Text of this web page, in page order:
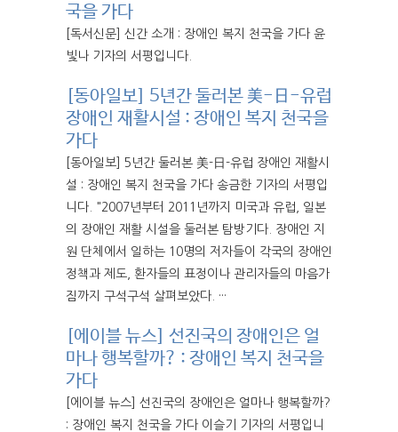
국을 가다
[독서신문] 신간 소개 : 장애인 복지 천국을 가다 윤
빛나 기자의 서평입니다.
[동아일보] 5년간 둘러본 美-日-유럽
장애인 재활시설 : 장애인 복지 천국을
가다
[동아일보] 5년간 둘러본 美-日-유럽 장애인 재활시
설 : 장애인 복지 천국을 가다 송금한 기자의 서평입
니다. "2007년부터 2011년까지 미국과 유럽, 일본
의 장애인 재활 시설을 둘러본 탐방기다. 장애인 지
원 단체에서 일하는 10명의 저자들이 각국의 장애인
정책과 제도, 환자들의 표정이나 관리자들의 마음가
짐까지 구석구석 살펴보았다. ···
[에이블 뉴스] 선진국의 장애인은 얼
마나 행복할까? : 장애인 복지 천국을
가다
[에이블 뉴스] 선진국의 장애인은 얼마나 행복할까?
: 장애인 복지 천국을 가다 이슬기 기자의 서평입니